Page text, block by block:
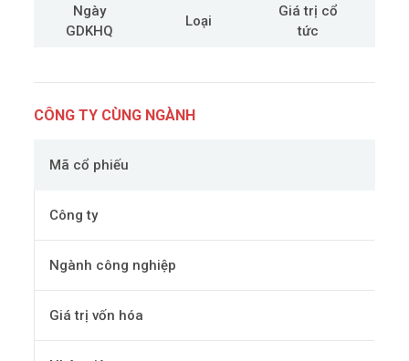
Ngày
GDKHQ
Loại
Giá trị cổ
tức
CÔNG TY CÙNG NGÀNH
Mã cổ phiếu
Công ty
Ngành công nghiệp
Giá trị vốn hóa